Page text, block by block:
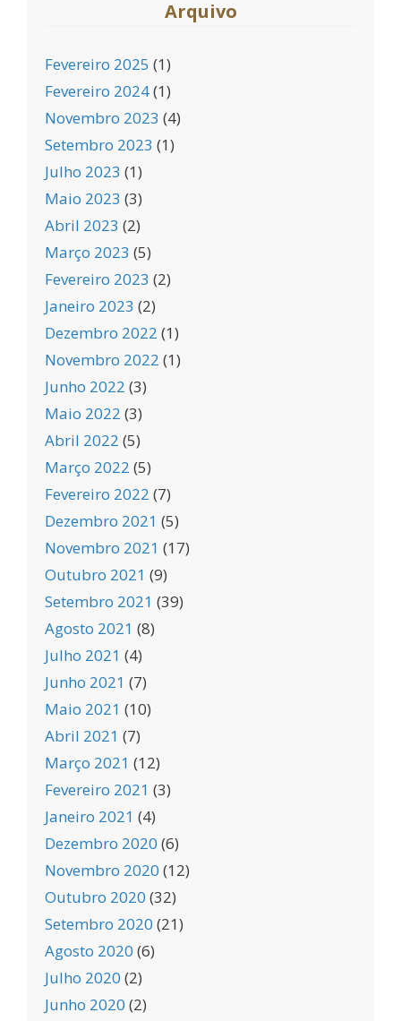
Arquivo
Fevereiro 2025 (1)
Fevereiro 2024(1)
Novembro 2023 (4)
Setembro 2023 (1)
Julho 2023 (1)
Maio 2023 (3)
Abril 2023 (2)
Março 2023 (5)
Fevereiro 2023 (2)
Janeiro 2023 (2)
Dezembro 2022 (1)
Novembro 2022 (1)
Junho 2022 (3)
Maio 2022 (3)
Abril 2022 (5)
Março 2022 (5)
Fevereiro 2022 (7)
Dezembro 2021 (5)
Novembro 2021 (17)
Outubro 2021 (9)
Setembro 2021 (39)
Agosto 2021 (8)
Julho 2021 (4)
Junho 2021 (7)
Maio 2021 (10)
Abril 2021 (7)
Março 2021 (12)
Fevereiro 2021 (3)
Janeiro 2021 (4)
Dezembro 2020 (6)
Novembro 2020 (12)
Outubro 2020 (32)
Setembro 2020 (21)
Agosto 2020 (6)
Julho 2020 (2)
Junho 2020 (2)